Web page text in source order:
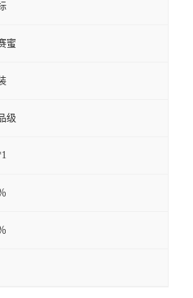
蜜
级